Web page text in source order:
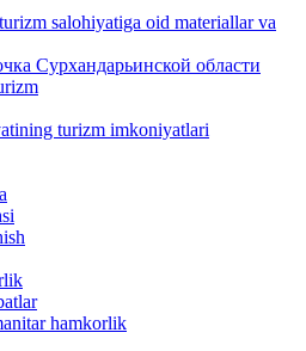
salohiyatiga oid materiallar va
Сурхандарьинской области
turizm imkoniyatlari
hamkorlik